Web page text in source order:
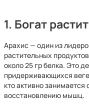
1. Богат
Арахис — один из
растительных
около 25 гр белка. Это
придерживающихся
кто активно занимается
восстановлению мышц.